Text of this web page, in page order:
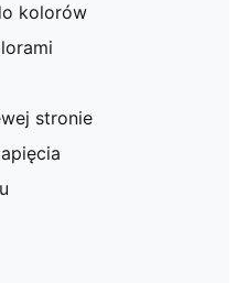
kolorów
stronie